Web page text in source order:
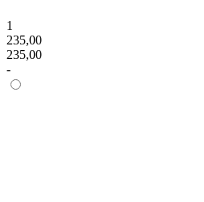
1
235,00
235,00
-